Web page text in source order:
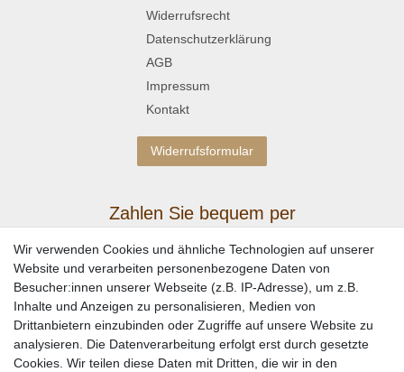
Widerrufsrecht
Datenschutzerklärung
AGB
Impressum
Kontakt
Widerrufsformular
Zahlen Sie bequem per
Wir verwenden Cookies und ähnliche Technologien auf unserer
Website und verarbeiten personenbezogene Daten von
Besucher:innen unserer Webseite (z.B. IP-Adresse), um z.B.
Inhalte und Anzeigen zu personalisieren, Medien von
Drittanbietern einzubinden oder Zugriffe auf unsere Website zu
analysieren. Die Datenverarbeitung erfolgt erst durch gesetzte
Cookies. Wir teilen diese Daten mit Dritten, die wir in den